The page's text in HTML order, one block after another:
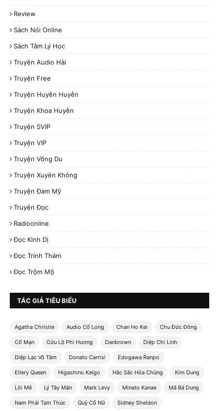
Review
Sách Nói Online
Sách Tâm Lý Học
Truyện Audio Hài
Truyện Free
Truyện Huyền Huyễn
Truyện Khoa Huyễn
Truyện SVIP
Truyện VIP
Truyện Võng Du
Truyện Xuyên Không
Truyện Đam Mỹ
Truyện Đọc
Radioonline
Đọc Kinh Dị
Đọc Trinh Thám
Đọc Trộm Mộ
TÁC GIẢ TIÊU BIỂU
Agatha Christie Audio Cổ Long Chan Ho Kei Chu Đức Đông
Cố Mạn Cửu Lộ Phi Hương Danbrown Diệp Chi Linh
Diệp Lạc Vô Tâm Donato Carrisi Edogawa Ranpo
Ellery Queen Higashino Keigo Hắc Sắc Hỏa Chủng Kim Dung
Lôi Mễ Lý Tây Mân Mark Levy Minato Kanae Mã Bá Dung
Nam Phái Tam Thúc Quỷ Cổ Nữ Sidney Sheldon